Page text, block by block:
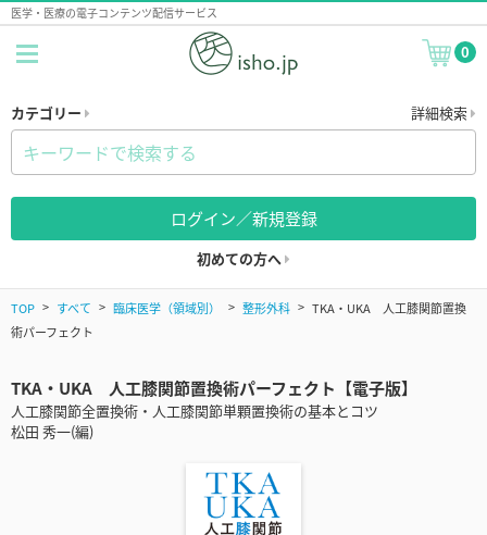
医学・医療の電子コンテンツ配信サービス
0
カテゴリー 詳細検索
ログイン／新規登録
初めての方へ
TOP すべて 臨床医学（領域別） 整形外科
TKA・UKA 人工膝関節置換
術パーフェクト
TKA・UKA 人工膝関節置換術パーフェクト【電子版】
人工膝関節全置換術・人工膝関節単顆置換術の基本とコツ
松田 秀一(編)